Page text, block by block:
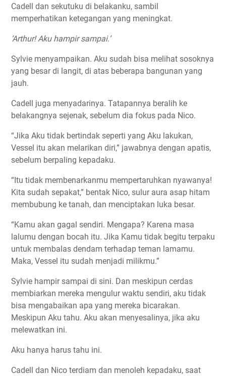
Cadell dan sekutuku di belakanku, sambil
memperhatikan ketegangan yang meningkat.
‘Arthur! Aku hampir sampai.’
Sylvie menyampaikan. Aku sudah bisa melihat sosoknya
yang besar di langit, di atas beberapa bangunan yang
jauh.
Cadell juga menyadarinya. Tatapannya beralih ke
belakangnya sejenak, sebelum dia fokus pada Nico.
“Jika Aku tidak bertindak seperti yang Aku lakukan,
Vessel itu akan melarikan diri,” jawabnya dengan apatis,
sebelum berpaling kepadaku.
“Itu tidak membenarkanmu mempertaruhkan nyawanya!
Kita sudah sepakat,” bentak Nico, sulur aura asap hitam
membubung ke tanah, dan menciptakan luka besar.
“Kamu akan gagal sendiri. Mengapa? Karena masa
lalumu dengan bocah itu. Jika Kamu tidak begitu terpaku
untuk membalas dendam terhadap teman lamamu.
Maka, Vessel itu sudah menjadi milikmu.”
Sylvie hampir sampai di sini. Dan meskipun cerdas
membiarkan mereka mengulur waktu sendiri, aku tidak
bisa mengabaikan apa yang mereka bicarakan.
Meskipun Aku tahu. Aku akan menyesalinya, jika aku
melewatkan ini.
Aku hanya harus tahu ini.
Cadell dan Nico terdiam dan menoleh kepadaku, saat